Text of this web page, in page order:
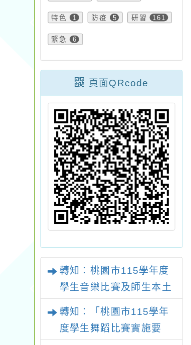
特色 1 防疫 5 研習 161
緊急 6
頁面QRcode
轉知：桃園市115學年度
學生音樂比賽及師生本土
轉知：「桃園市115學年
度學生舞蹈比賽實施要
育部體育署推
動科學研究發
才培育獎勵辦
桃園市立青溪國民中
學114學年度體育班轉
學考錄取公告